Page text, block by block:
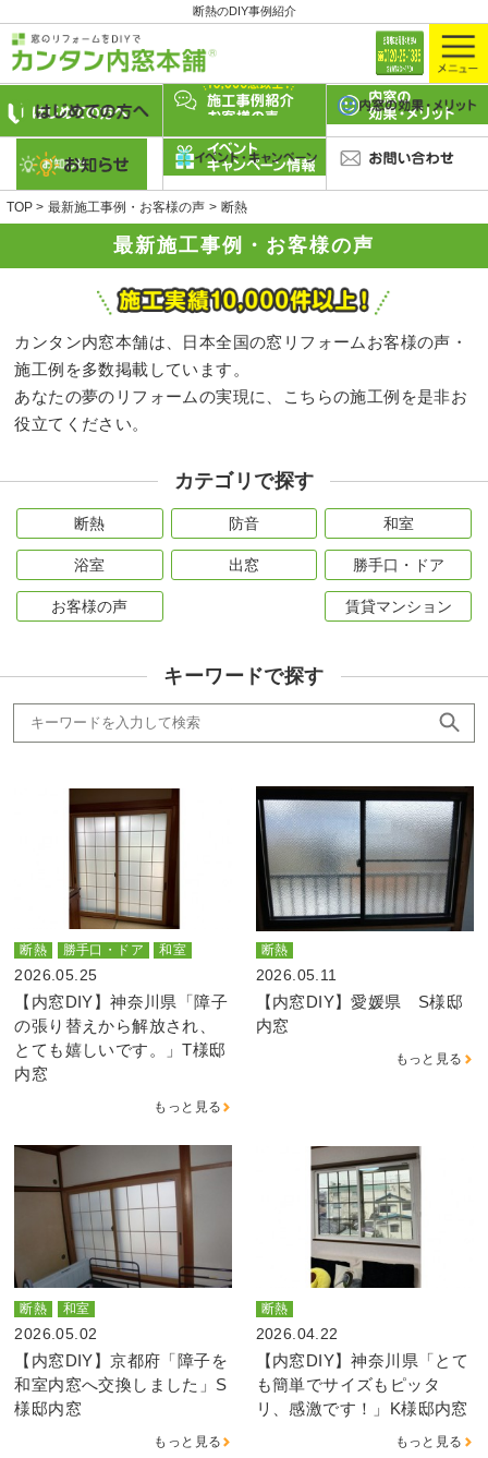
断熱のDIY事例紹介
最新施工事例・お客様の声
TOP 最新施工事例・お客様の声 断熱
カンタン内窓本舗は、日本全国の窓リフォームお客様の声・
施工例を多数掲載しています。
あなたの夢のリフォームの実現に、こちらの施工例を是非お
役立てください。
カテゴリで探す
断熱 防音 和室
浴室 出窓 勝手口・ドア
お客様の声 賃貸マンション
キーワードで探す
断熱 勝手口・ドア 和室
2026.05.25
【内窓DIY】神奈川県「障子
の張り替えから解放され、
とても嬉しいです。」T様邸
内窓
もっと見る
断熱
2026.05.11
【内窓DIY】愛媛県 S様邸
内窓
もっと見る
断熱 和室
2026.05.02
【内窓DIY】京都府「障子を
和室内窓へ交換しました」S
様邸内窓
もっと見る
断熱
2026.04.22
【内窓DIY】神奈川県「とて
も簡単でサイズもピッタ
リ、感激です！」K様邸内窓
もっと見る